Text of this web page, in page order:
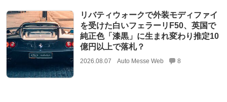
リバティウォークで外装モディファイ
を受けた白いフェラーリF50、英国で
純正色「漆黒」に生まれ変わり推定10
億円以上で落札？
2026.08.07 Auto Messe Web 8